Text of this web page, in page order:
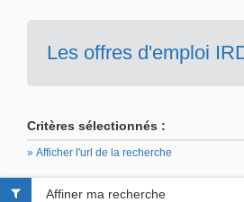
Les offres d'emploi
Critères sélectionnés :
» Afficher l'url de la recherche
Affiner ma recherche